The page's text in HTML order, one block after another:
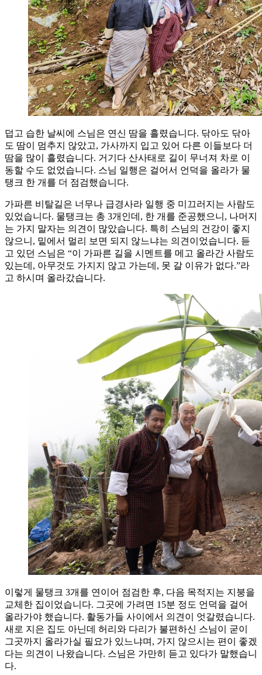
덥고 습한 날씨에 스님은 연신 땀을 흘렸습니다. 닦아도 닦아
도 땀이 멈추지 않았고, 가사까지 입고 있어 다른 이들보다 더
땀을 많이 흘렸습니다. 거기다 산사태로 길이 무너져 차로 이
동할 수도 없었습니다. 스님 일행은 걸어서 언덕을 올라가 물
탱크 한 개를 더 점검했습니다.
가파른 비탈길은 너무나 급경사라 일행 중 미끄러지는 사람도
있었습니다. 물탱크는 총 3개인데, 한 개를 준공했으니, 나머지
는 가지 말자는 의견이 많았습니다. 특히 스님의 건강이 좋지
않으니, 밑에서 멀리 보면 되지 않느냐는 의견이었습니다. 듣
고 있던 스님은 “이 가파른 길을 시멘트를 메고 올라간 사람도
있는데, 아무것도 가지지 않고 가는데, 못 갈 이유가 없다.”라
고 하시며 올라갔습니다.
이렇게 물탱크 3개를 연이어 점검한 후, 다음 목적지는 지붕을
교체한 집이었습니다. 그곳에 가려면 15분 정도 언덕을 걸어
올라가야 했습니다. 활동가들 사이에서 의견이 엇갈렸습니다.
새로 지은 집도 아닌데 허리와 다리가 불편하신 스님이 굳이
그곳까지 올라가실 필요가 있느냐며, 가지 않으시는 편이 좋겠
다는 의견이 나왔습니다. 스님은 가만히 듣고 있다가 말했습니
다.